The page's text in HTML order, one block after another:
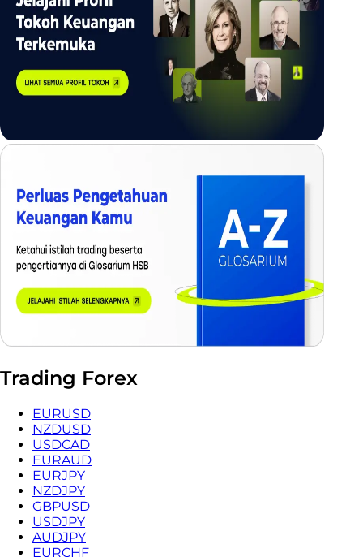
Trading Forex
EURUSD
NZDUSD
USDCAD
EURAUD
EURJPY
NZDJPY
GBPUSD
USDJPY
AUDJPY
EURCHF